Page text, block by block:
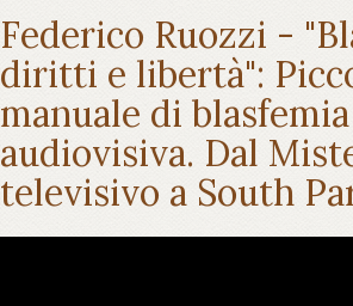
Federico Ruozzi -
diritti e libertà":
manuale di blasfemia
audiovisiva. Dal
televisivo a South